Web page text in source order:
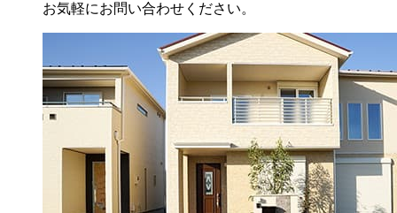
お気軽にお問い合わせください。